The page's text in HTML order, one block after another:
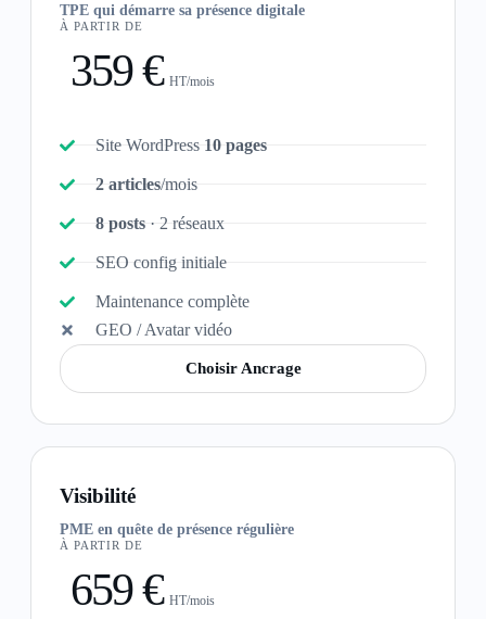
TPE qui démarre sa présence digitale
À PARTIR DE
359 € HT/mois
Site WordPress 10 pages
2 articles/mois
8 posts· 2 réseaux
SEO config initiale
Maintenance complète
GEO / Avatar vidéo
Choisir Ancrage
Visibilité
PME en quête de présence régulière
À PARTIR DE
659 € HT/mois